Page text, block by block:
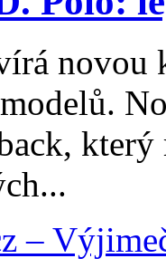
novou
který